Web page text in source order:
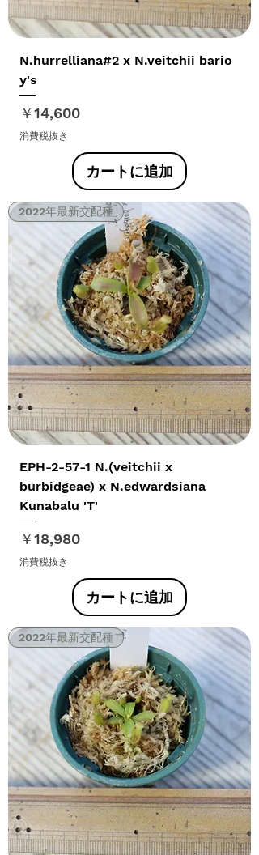
N.hurrelliana#2 x N.veitchii bario
y's
価格
￥14,600
消費税抜き
カートに追加
2022年最新交配種
EPH-2-57-1 N.(veitchii x
burbidgeae) x N.edwardsiana
Kunabalu 'T'
価格
￥18,980
消費税抜き
カートに追加
2022年最新交配種